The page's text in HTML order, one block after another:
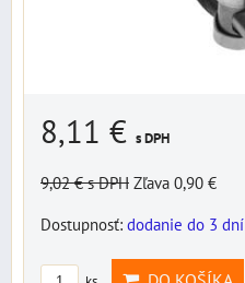
8,11 € s DPH
9,02 €s DPH Zľava 0,90 €
Dostupnosť: dodanie do 3 dní